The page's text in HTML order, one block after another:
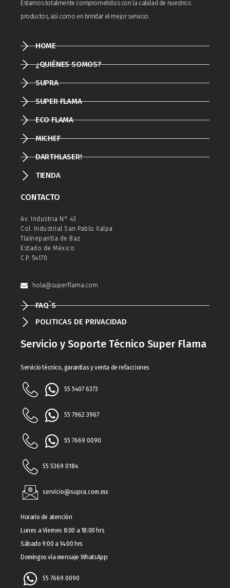
Estamos totalmente comprometidos con la calidad de nuestros
productos, así como en brindar el mejor servicio.
HOME
¿QUIÉNES SOMOS?
SUPRA
SUPER FLAMA
ECO FLAMA
MICHEF
DARTHLASER!
TIENDA
CONTACTO
Av. Industria N° 43
Col. Industrial San Pablo Xalpa
Tlalnepantla de Baz
Estado de México
C.P. 54170
hola@superflama.com
FAQ´S
POLITICAS DE PRIVACIDAD
Servicio y Soporte Técnico Super Flama
Servicio técnico, garantías y venta de refacciones
55 5407 6373
55 7962 3967​
55 7669 0090
55 5369 0184
servicio@supra.com.mx
Horario de atención
Lunes a Viernes 8:00 a 18:00 hrs
Sábado 9:00 a 14:00 hrs
Domingos vía mensaje WhatsApp:
55 7669 0090